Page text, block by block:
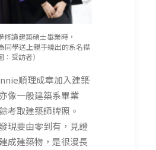
修讀建築碩士畢業時，
同學送上親手繞出的系名襟
受訪者）
順理成章加入建築
像一般建築系畢業
考取建築師牌照。
現要由零到有，見證
成建築物，是很漫長